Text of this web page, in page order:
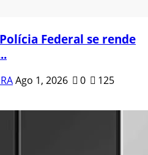
Polícia Federal se rende
Ago 1, 2026 0 125